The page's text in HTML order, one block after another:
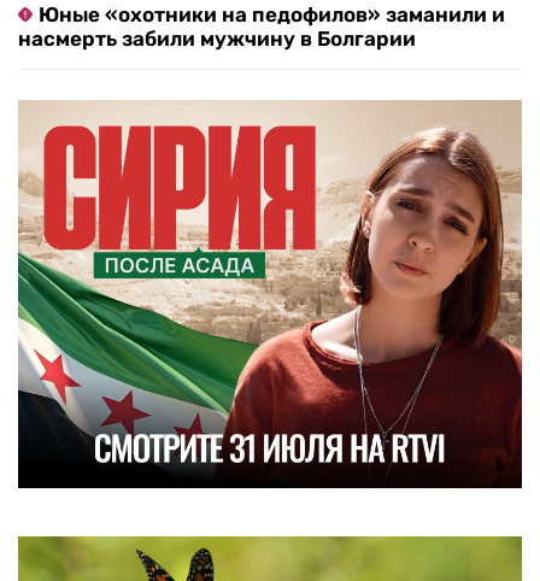
Юные «охотники на педофилов» заманили и
насмерть забили мужчину в Болгарии